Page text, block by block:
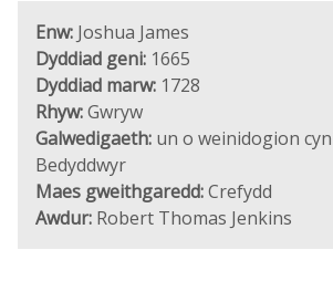
Enw: Joshua James
Dyddiad geni: 1665
Dyddiad marw: 1728
Rhyw:Gwryw
Galwedigaeth: un o weinidogion
Bedyddwyr
Maes gweithgaredd:Crefydd
Awdur: Robert Thomas Jenkins